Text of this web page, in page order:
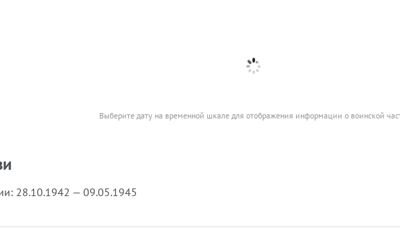
Выберите дату на временной шкале для отображения информации о воинской
28.10.1942 — 09.05.1945